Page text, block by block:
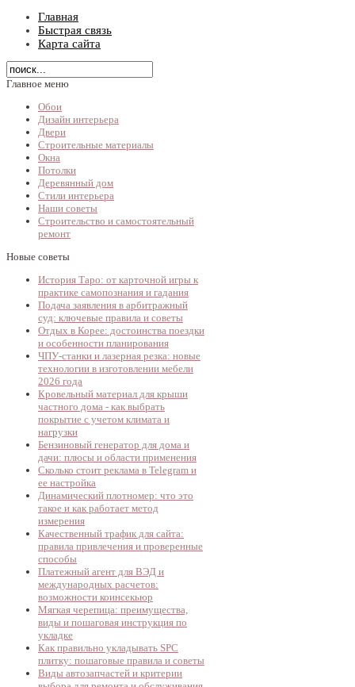
Главная
Быстрая связь
Карта сайта
Главное меню
Обои
Дизайн интерьера
Двери
Строительные материалы
Окна
Потолки
Деревянный дом
Стили интерьера
Наши советы
Строительство и самостоятельный
ремонт
Новые советы
История Таро: от карточной игры к
практике самопознания и гадания
Подача заявления в арбитражный
суд: ключевые правила и советы
Отдых в Корее: достоинства поездки
и особенности планирования
ЧПУ-станки и лазерная резка: новые
технологии в изготовлении мебели
2026 года
Кровельный материал для крыши
частного дома - как выбрать
покрытие с учетом климата и
нагрузки
Бензиновый генератор для дома и
дачи: плюсы и области применения
Сколько стоит реклама в Telegram и
ее настройка
Динамический плотномер: что это
такое и как работает метод
измерения
Качественный трафик для сайта:
правила привлечения и проверенные
способы
Платежный агент для ВЭД и
международных расчетов:
возможности коинсекьюр
Мягкая черепица: преимущества,
виды и пошаговая инструкция по
укладке
Как правильно укладывать SPC
плитку: пошаговые правила и советы
Виды автозапчастей и критерии